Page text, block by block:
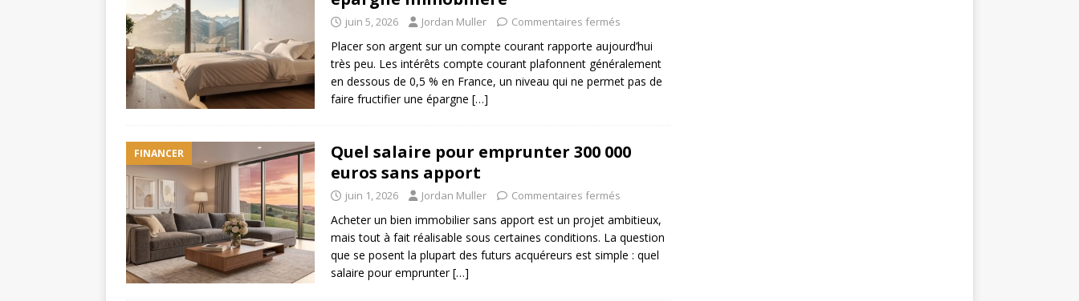
juin 5, 2026 Jordan Muller Commentaires fermés
Placer son argent sur un compte courant rapporte aujourd’hui
très peu. Les intérêts compte courant plafonnent généralement
en dessous de 0,5 % en France, un niveau qui ne permet pas de
faire fructifier une épargne […]
FINANCER
Quel salaire pour emprunter 300 000
euros sans apport
juin 1, 2026 Jordan Muller Commentaires fermés
Acheter un bien immobilier sans apport est un projet ambitieux,
mais tout à fait réalisable sous certaines conditions. La question
que se posent la plupart des futurs acquéreurs est simple : quel
salaire pour emprunter[…]